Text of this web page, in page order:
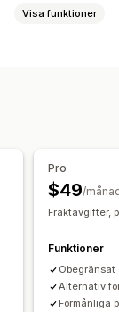
Visa funktioner
Pro
$49/
Fraktavgifter,
Funktioner
Alternativ
Förmånliga